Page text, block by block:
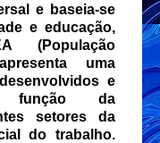
e baseia-se
e educação,
(População
uma
e
função da
setores da
do trabalho.